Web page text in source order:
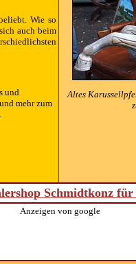
Wie so
auch beim
und
mehr zum
Altes
Schmidtkonz
Anzeigen von google